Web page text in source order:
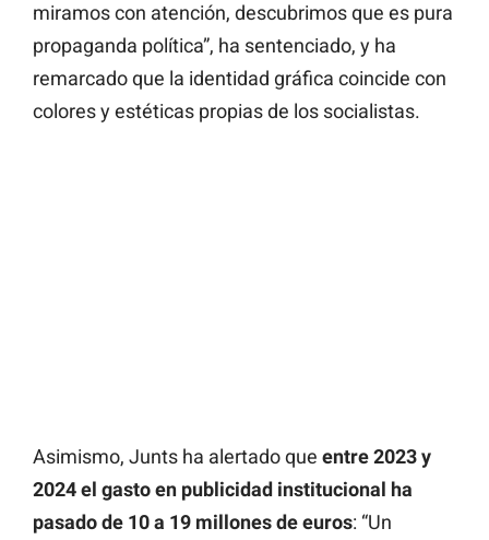
miramos con atención, descubrimos que es pura
propaganda política”, ha sentenciado, y ha
remarcado que la identidad gráfica coincide con
colores y estéticas propias de los socialistas.
Asimismo, Junts ha alertado que entre 2023 y
2024 el gasto en publicidad institucional ha
pasado de 10 a 19 millones de euros: “Un